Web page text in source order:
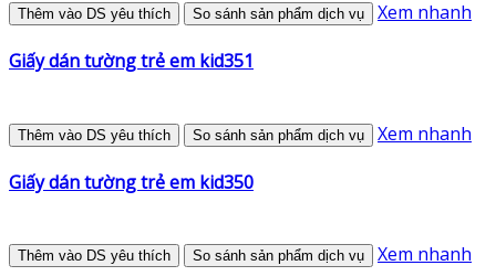
Thêm vào DS yêu thích So sánh sản phẩm dịch vụ Xem nhanh
Giấy dán tường trẻ em kid351
Thêm vào DS yêu thích So sánh sản phẩm dịch vụ Xem nhanh
Giấy dán tường trẻ em kid350
Thêm vào DS yêu thích So sánh sản phẩm dịch vụ Xem nhanh